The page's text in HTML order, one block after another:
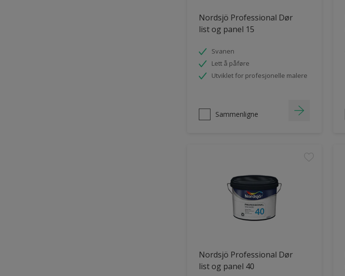
Nordsjö Professional Dør
list og panel 15
Svanen
Lett å påføre
Utviklet for profesjonelle malere
Sammenligne
Nordsjö Professional Dør
list og panel 40